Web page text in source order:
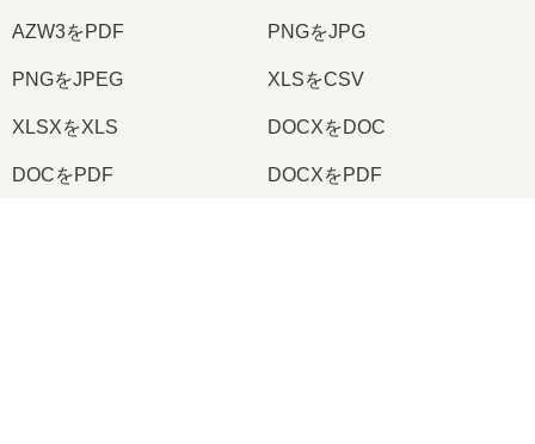
AZW3をPDF PNGをJPG
PNGをJPEG XLSをCSV
XLSXをXLS DOCXをDOC
DOCをPDF DOCXをPDF